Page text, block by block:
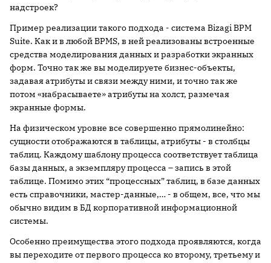
надстроек?
Пример реализации такого подхода - система Bizagi BPM
Suite. Как и в любой BPMS, в ней реализованы встроенные
средства моделирования данных и разработки экранных
форм. Точно так же вы моделируете бизнес-объекты,
задавая атрибуты и связи между ними, и точно так же
потом «набрасываете» атрибуты на холст, размечая
экранные формы.
На физическом уровне все совершенно прямолинейно:
сущности отображаются в таблицы, атрибуты - в столбцы
таблиц. Каждому шаблону процесса соответствует таблица
базы данных, а экземпляру процесса – запись в этой
таблице. Помимо этих “процессных” таблиц, в базе данных
есть справочники, мастер-данные,… - в общем, все, что мы
обычно видим в БД корпоративной информационной
системы.
Особенно преимущества этого подхода проявляются, когда
вы переходите от первого процесса ко второму, третьему и